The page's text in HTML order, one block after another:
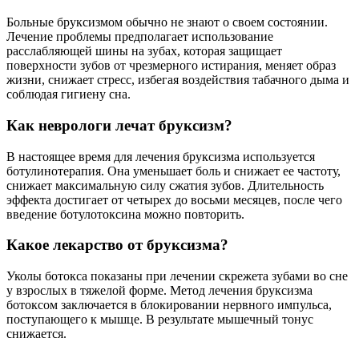
Больные бруксизмом обычно не знают о своем состоянии.
Лечение проблемы предполагает использование
расслабляющей шины на зубах, которая защищает
поверхности зубов от чрезмерного истирания, меняет образ
жизни, снижает стресс, избегая воздействия табачного дыма и
соблюдая гигиену сна.
Как неврологи лечат бруксизм?
В настоящее время для лечения бруксизма используется
ботулинотерапия. Она уменьшает боль и снижает ее частоту,
снижает максимальную силу сжатия зубов. Длительность
эффекта достигает от четырех до восьми месяцев, после чего
введение ботулотоксина можно повторить.
Какое лекарство от бруксизма?
Уколы ботокса показаны при лечении скрежета зубами во сне
у взрослых в тяжелой форме. Метод лечения бруксизма
ботоксом заключается в блокировании нервного импульса,
поступающего к мышце. В результате мышечный тонус
снижается.